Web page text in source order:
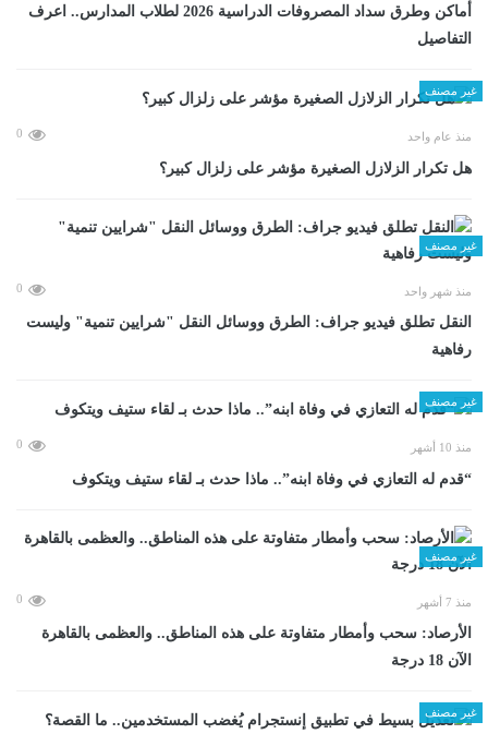
أماكن وطرق سداد المصروفات الدراسية 2026 لطلاب المدارس.. اعرف
التفاصيل
غير مصنف
منذ عام واحد 0
هل تكرار الزلازل الصغيرة مؤشر على زلزال كبير؟
غير مصنف
منذ شهر واحد 0
​النقل تطلق فيديو جراف: الطرق ووسائل النقل "شرايين تنمية" وليست
رفاهية
غير مصنف
منذ 10 أشهر 0
“قدم له التعازي في وفاة ابنه”.. ماذا حدث بـ لقاء ستيف ويتكوف
غير مصنف
منذ 7 أشهر 0
الأرصاد: سحب وأمطار متفاوتة على هذه المناطق.. والعظمى بالقاهرة
الآن 18 درجة
غير مصنف